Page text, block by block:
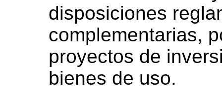
disposiciones
complementarias,
proyectos de
bienes de uso.